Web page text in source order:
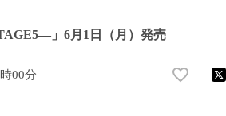
」6月1日（月）発売
00分
い